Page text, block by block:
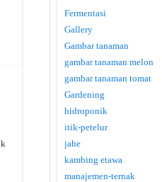
Fermentasi
Gallery
Gambar tanaman
gambar tanaman melon
gambar tanaman tomat
Gardening
hidroponik
itik-petelur
jahe
kambing etawa
manajemen-ternak